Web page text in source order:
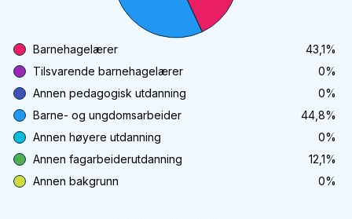
Barnehagelærer 43,1%
Tilsvarende barnehagelærer
0%
Annen pedagogisk utdanning
0%
Barne- og ungdomsarbeider
44,8%
Annen høyere utdanning
0%
Annen fagarbeiderutdanning
12,1%
Annen bakgrunn
0%